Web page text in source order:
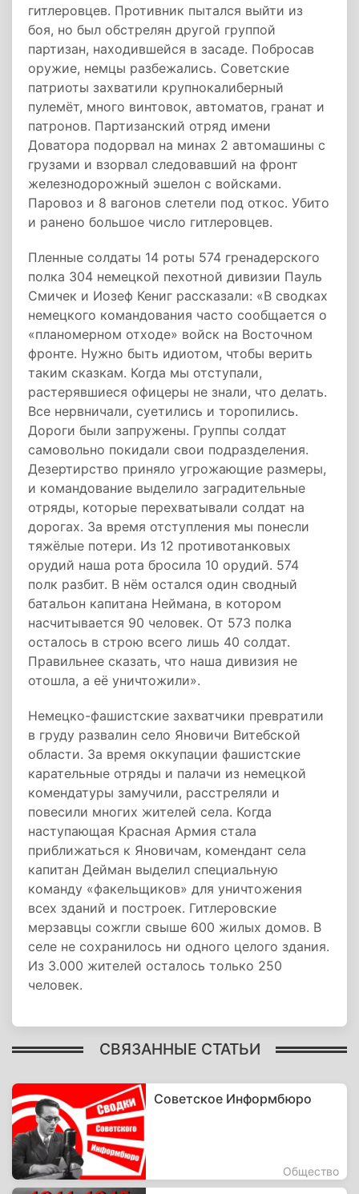
гитлеровцев. Противник пытался выйти из
боя, но был обстрелян другой группой
партизан, находившейся в засаде. Побросав
оружие, немцы разбежались. Советские
патриоты захватили крупнокалиберный
пулемёт, много винтовок, автоматов, гранат и
патронов. Партизанский отряд имени
Доватора подорвал на минах 2 автомашины с
грузами и взорвал следовавший на фронт
железнодорожный эшелон с войсками.
Паровоз и 8 вагонов слетели под откос. Убито
и ранено большое число гитлеровцев.
Пленные солдаты 14 роты 574 гренадерского
полка 304 немецкой пехотной дивизии Пауль
Смичек и Иозеф Кениг рассказали: «В сводках
немецкого командования часто сообщается о
«планомерном отходе» войск на Восточном
фронте. Нужно быть идиотом, чтобы верить
таким сказкам. Когда мы отступали,
растерявшиеся офицеры не знали, что делать.
Все нервничали, суетились и торопились.
Дороги были запружены. Группы солдат
самовольно покидали свои подразделения.
Дезертирство приняло угрожающие размеры,
и командование выделило заградительные
отряды, которые перехватывали солдат на
дорогах. За время отступления мы понесли
тяжёлые потери. Из 12 противотанковых
орудий наша рота бросила 10 орудий. 574
полк разбит. В нём остался один сводный
батальон капитана Неймана, в котором
насчитывается 90 человек. От 573 полка
осталось в строю всего лишь 40 солдат.
Правильнее сказать, что наша дивизия не
отошла, а её уничтожили».
Немецко-фашистские захватчики превратили
в груду развалин село Яновичи Витебской
области. За время оккупации фашистские
карательные отряды и палачи из немецкой
комендатуры замучили, расстреляли и
повесили многих жителей села. Когда
наступающая Красная Армия стала
приближаться к Яновичам, комендант села
капитан Дейман выделил специальную
команду «факельщиков» для уничтожения
всех зданий и построек. Гитлеровские
мерзавцы сожгли свыше 600 жилых домов. В
селе не сохранилось ни одного целого здания.
Из 3.000 жителей осталось только 250
человек.
СВЯЗАННЫЕ СТАТЬИ
Советское Информбюро
Общество